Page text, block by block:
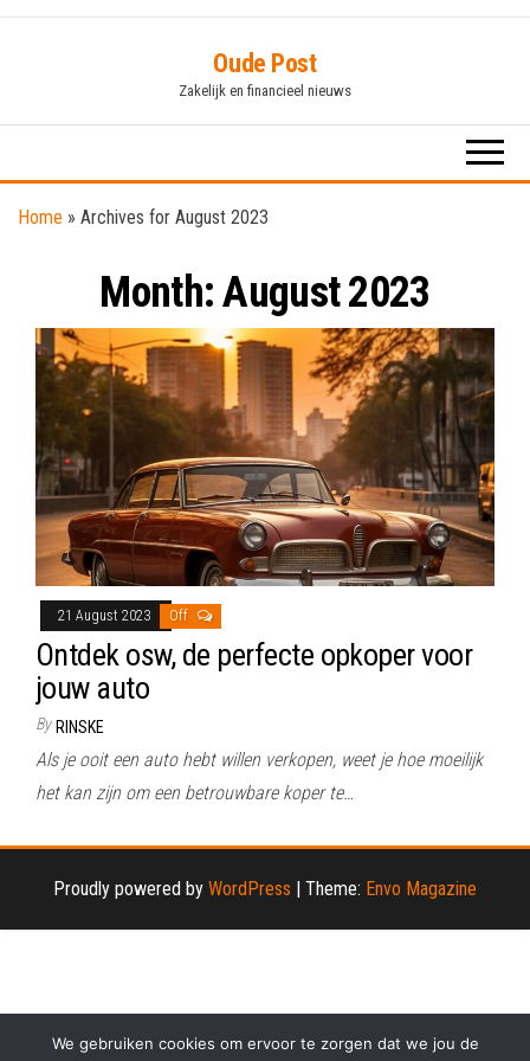
content
Oude Post
Zakelijk en financieel nieuws
Home » Archives for August 2023
Month:August 2023
21 August 2023 Off
Ontdek osw, de perfecte opkoper voor
jouw auto
By RINSKE
Als je ooit een auto hebt willen verkopen, weet je hoe moeilijk
het kan zijn om een betrouwbare koper te…
Proudly powered by WordPress Theme: Envo Magazine
We gebruiken cookies om ervoor te zorgen dat we jou de